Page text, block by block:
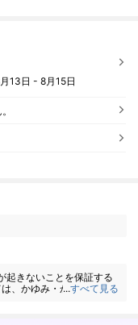
13日 - 8月15日
きないことを保証する
、かゆみ・かぶれが生じ
...すべて見る